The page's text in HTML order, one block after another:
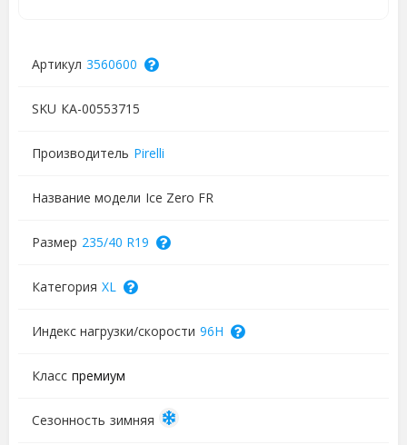
Артикул 3560600
SKU КА-00553715
Производитель Pirelli
Название модели Ice Zero FR
Размер 235/40 R19
Категория XL
Индекс нагрузки/скорости 96H
Класс премиум
Сезонность зимняя